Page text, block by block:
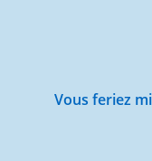
Vous feriez